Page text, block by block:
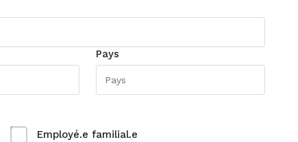
Pays
Employé.e familial.e